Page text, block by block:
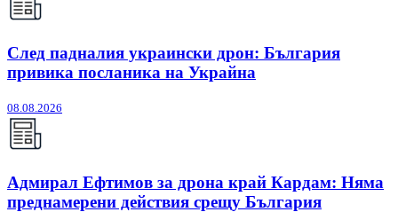
След падналия украински дрон: България
привика посланика на Украйна
08.08.2026
Адмирал Ефтимов за дрона край Кардам: Няма
преднамерени действия срещу България